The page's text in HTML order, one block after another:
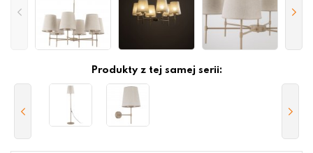
Produkty z tej samej serii: